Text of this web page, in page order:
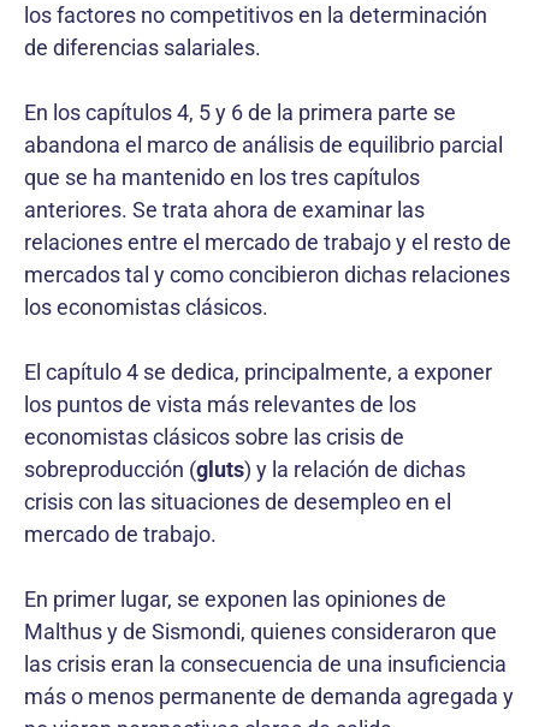
los factores no competitivos en la determinación
de diferencias salariales.
En los capítulos 4, 5 y 6 de la primera parte se
abandona el marco de análisis de equilibrio parcial
que se ha mantenido en los tres capítulos
anteriores. Se trata ahora de examinar las
relaciones entre el mercado de trabajo y el resto de
mercados tal y como concibieron dichas relaciones
los economistas clásicos.
El capítulo 4 se dedica, principalmente, a exponer
los puntos de vista más relevantes de los
economistas clásicos sobre las crisis de
sobreproducción (gluts) y la relación de dichas
crisis con las situaciones de desempleo en el
mercado de trabajo.
En primer lugar, se exponen las opiniones de
Malthus y de Sismondi, quienes consideraron que
las crisis eran la consecuencia de una insuficiencia
más o menos permanente de demanda agregada y